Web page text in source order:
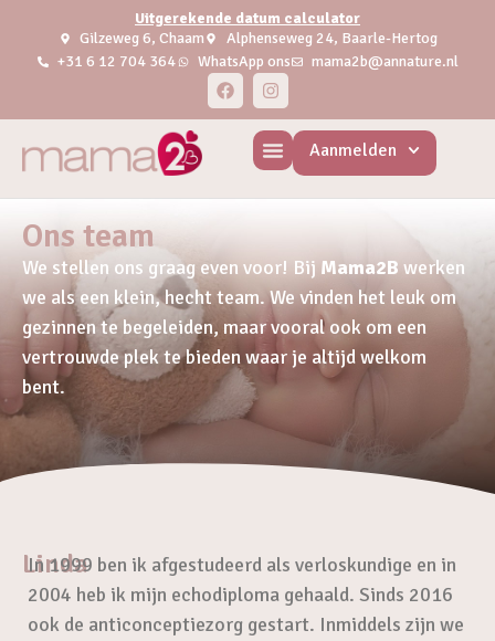
Uitgerekende datum calculator
Gilzeweg 6, Chaam
Alphenseweg 24, Baarle-Hertog
+31 6 12 704 364
WhatsApp ons mama2b@annature.nl
Aanmelden
Ons team
We stellen ons graag even voor! Bij Mama2B werken
we als een klein, hecht team. We vinden het leuk om
gezinnen te begeleiden, maar vooral ook om een
vertrouwde plek te bieden waar je altijd welkom
bent.
Linda
In 1999 ben ik afgestudeerd als verloskundige en in
2004 heb ik mijn echodiploma gehaald. Sinds 2016
ook de anticonceptiezorg gestart. Inmiddels zijn we